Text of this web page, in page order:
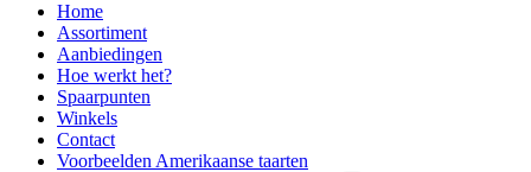
Home
Assortiment
Aanbiedingen
Hoe werkt het?
Spaarpunten
Winkels
Contact
Voorbeelden Amerikaanse taarten